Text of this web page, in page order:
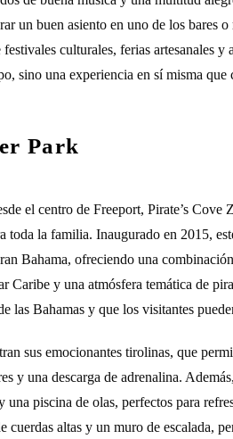
un buen asiento en uno de los bares
culturales, ferias artesanales y
sino una experiencia en sí misma
Park
el centro de Freeport, Pirate’s Cove
la familia. Inaugurado en 2015,
Bahama, ofreciendo una
Caribe y una atmósfera temática de
las Bahamas y que los visitantes
sus emocionantes tirolinas, que
y una descarga de adrenalina.
una piscina de olas, perfectos para
altas y un muro de escalada,